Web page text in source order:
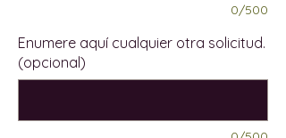
0/500
Enumere aquí cualquier otra solicitud.
(opcional)